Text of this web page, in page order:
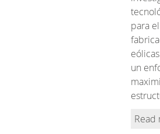
para
un
Read